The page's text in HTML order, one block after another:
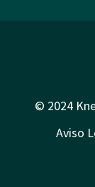
© 2024
Aviso